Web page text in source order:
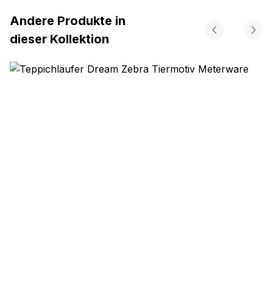
Andere Produkte in
dieser Kollektion